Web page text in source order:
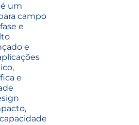
é um
campo
e
e
e